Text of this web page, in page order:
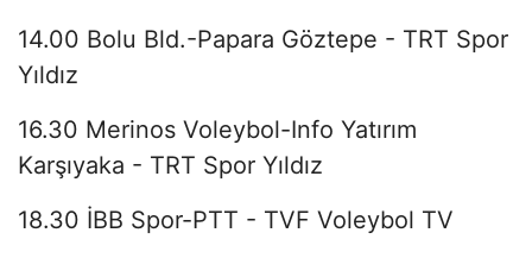
14.00 Bolu Bld.-Papara Göztepe - TRT Spor
Yıldız
16.30 Merinos Voleybol-Info Yatırım
Karşıyaka - TRT Spor Yıldız
18.30 İBB Spor-PTT - TVF Voleybol TV